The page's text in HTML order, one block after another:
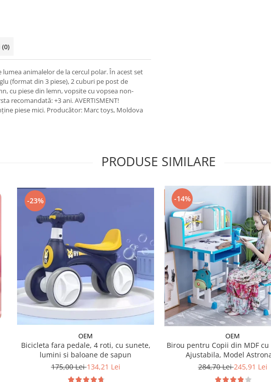
(0)
animalelor de la cercul polar. În acest set
(format din 3 piese), 2 cuburi pe post de
cu piese din lemn, vopsite cu vopsea non-
recomandată: +3 ani. AVERTISMENT!
piese mici. Producător: Marc toys, Moldova
PRODUSE SIMILARE
-23%
OEM
Bicicleta fara pedale, 4 roti, cu sunete,
lumini si baloane de sapun
175,00 Lei134,21 Lei
-14%
OEM
Birou pentru Copii din MDF
Ajustabila, Model
284,70 Lei245,91 Lei